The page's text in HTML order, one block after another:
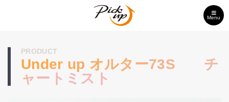
Menu
PRODUCT
Under up オルター73S チ
ャートミスト